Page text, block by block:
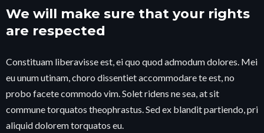
We will make sure that your rights
are respected
Constituam liberavisse est, ei quo quod admodum dolores. Mei
eu unum utinam, choro dissentiet accommodare te est, no
probo facete commodo vim. Solet ridens ne sea, at sit
commune torquatos theophrastus. Sed ex blandit partiendo, pri
aliquid dolorem torquatos eu.